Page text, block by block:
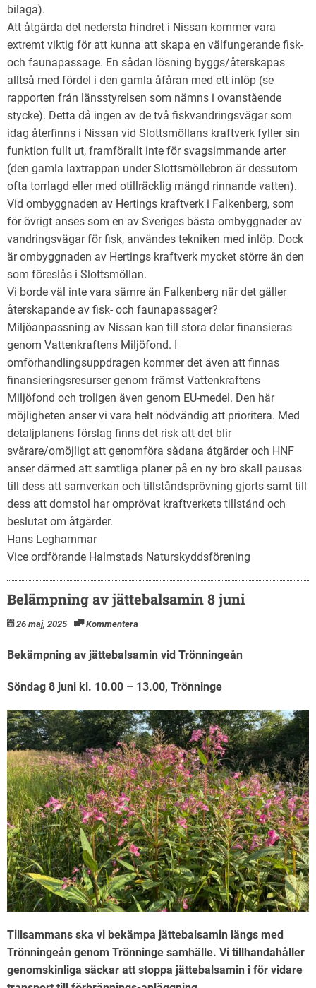
bilaga).
Att åtgärda det nedersta hindret i Nissan kommer vara
extremt viktig för att kunna att skapa en välfungerande fisk-
och faunapassage. En sådan lösning byggs/återskapas
alltså med fördel i den gamla åfåran med ett inlöp (se
rapporten från länsstyrelsen som nämns i ovanstående
stycke). Detta då ingen av de två fiskvandringsvägar som
idag återfinns i Nissan vid Slottsmöllans kraftverk fyller sin
funktion fullt ut, framförallt inte för svagsimmande arter
(den gamla laxtrappan under Slottsmöllebron är dessutom
ofta torrlagd eller med otillräcklig mängd rinnande vatten).
Vid ombyggnaden av Hertings kraftverk i Falkenberg, som
för övrigt anses som en av Sveriges bästa ombyggnader av
vandringsvägar för fisk, användes tekniken med inlöp. Dock
är ombyggnaden av Hertings kraftverk mycket större än den
som föreslås i Slottsmöllan.
Vi borde väl inte vara sämre än Falkenberg när det gäller
återskapande av fisk- och faunapassager?
Miljöanpassning av Nissan kan till stora delar finansieras
genom Vattenkraftens Miljöfond. I
omförhandlingsuppdragen kommer det även att finnas
finansieringsresurser genom främst Vattenkraftens
Miljöfond och troligen även genom EU-medel. Den här
möjligheten anser vi vara helt nödvändig att prioritera. Med
detaljplanens förslag finns det risk att det blir
svårare/omöjligt att genomföra sådana åtgärder och HNF
anser därmed att samtliga planer på en ny bro skall pausas
till dess att samverkan och tillståndsprövning gjorts samt till
dess att domstol har omprövat kraftverkets tillstånd och
beslutat om åtgärder.
Hans Leghammar
Vice ordförande Halmstads Naturskyddsförening
Belämpning av jättebalsamin 8 juni
26 maj, 2025 Kommentera
Bekämpning av jättebalsamin vid Trönningeån
Söndag 8 juni kl. 10.00 – 13.00, Trönninge
Tillsammans ska vi bekämpa jättebalsamin längs med
Trönningeån genom Trönninge samhälle. Vi tillhandahåller
genomskinliga säckar att stoppa jättebalsamin i för vidare